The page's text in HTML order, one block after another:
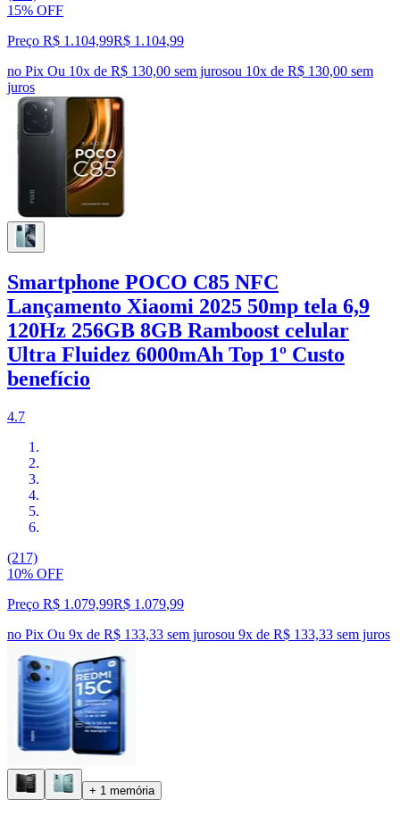
15% OFF
Preço R$ 1.104,99R$ 1.104,99
no Pix Ou 10x de R$ 130,00 sem jurosou 10x de R$ 130,00 sem
juros
Smartphone POCO C85 NFC
Lançamento Xiaomi 2025 50mp tela 6,9
120Hz 256GB 8GB Ramboost celular
Ultra Fluidez 6000mAh Top 1º Custo
benefício
4.7
(217)
10% OFF
Preço R$ 1.079,99R$ 1.079,99
no Pix Ou 9x de R$ 133,33 sem jurosou 9x de R$ 133,33 sem juros
+ 1 memória